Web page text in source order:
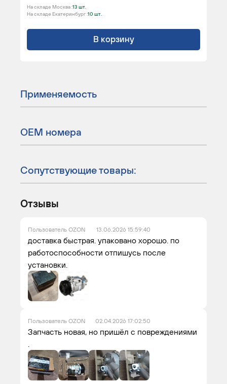
На складе Москва :13 шт.
На складе Екатеринбург :10 шт.
В корзину
Применяемость
ОЕМ номера
Сопутствующие товары:
Отзывы
Пользователь OZON 13.06.2026 15:59:40
доставка быстрая. упаковано хорошо. по
работоспособности отпишусь после
установки.
Пользователь OZON 02.04.2026 17:02:50
Запчасть новая, но пришёл с повреждениями
.